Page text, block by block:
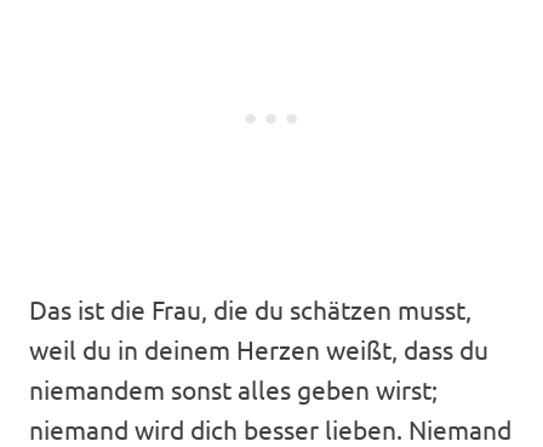
Das ist die Frau, die du schätzen musst,
weil du in deinem Herzen weißt, dass du
niemandem sonst alles geben wirst;
niemand wird dich besser lieben. Niemand